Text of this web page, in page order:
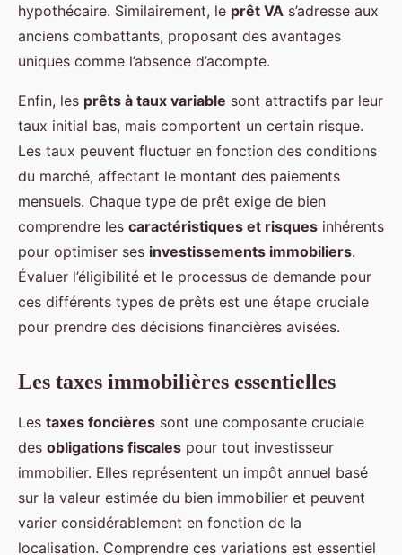
hypothécaire. Similairement, le prêt VA s’adresse aux
anciens combattants, proposant des avantages
uniques comme l’absence d’acompte.
Enfin, les prêts à taux variable sont attractifs par leur
taux initial bas, mais comportent un certain risque.
Les taux peuvent fluctuer en fonction des conditions
du marché, affectant le montant des paiements
mensuels. Chaque type de prêt exige de bien
comprendre les caractéristiques et risques inhérents
pour optimiser ses investissements immobiliers.
Évaluer l’éligibilité et le processus de demande pour
ces différents types de prêts est une étape cruciale
pour prendre des décisions financières avisées.
Les taxes immobilières essentielles
Les taxes foncières sont une composante cruciale
des obligations fiscales pour tout investisseur
immobilier. Elles représentent un impôt annuel basé
sur la valeur estimée du bien immobilier et peuvent
varier considérablement en fonction de la
localisation. Comprendre ces variations est essentiel